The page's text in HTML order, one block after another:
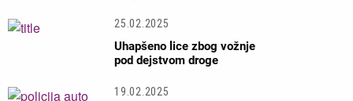
25.02.2025
Uhapšeno lice zbog vožnje
pod dejstvom droge
19.02.2025